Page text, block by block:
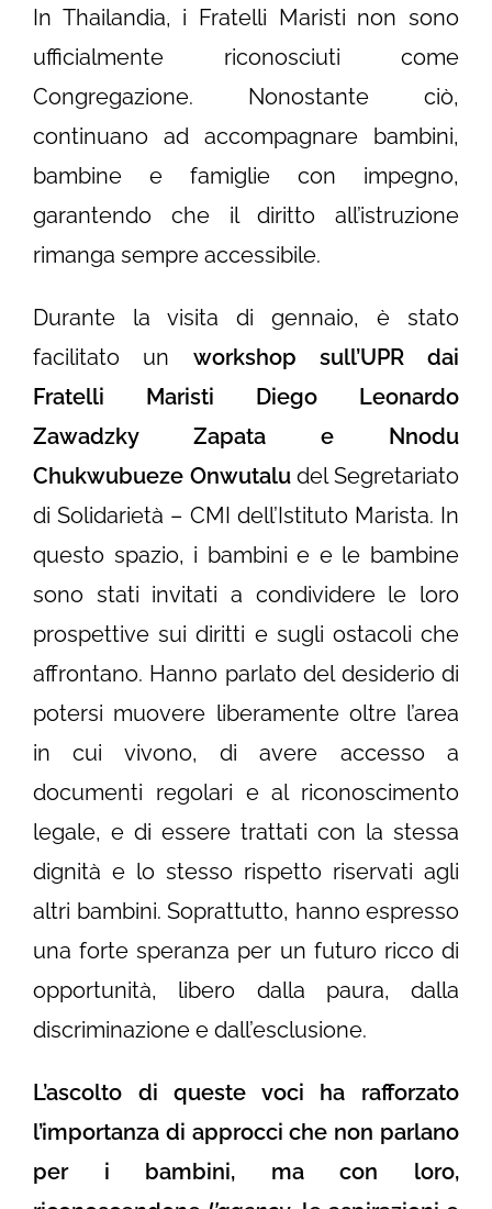
In Thailandia, i Fratelli Maristi non sono
ufficialmente riconosciuti come
Congregazione. Nonostante ciò,
continuano ad accompagnare bambini,
bambine e famiglie con impegno,
garantendo che il diritto all’istruzione
rimanga sempre accessibile.
Durante la visita di gennaio, è stato
facilitato un workshop sull’UPR dai
Fratelli Maristi Diego Leonardo
Zawadzky Zapata e Nnodu
Chukwubueze Onwutaludel Segretariato
di Solidarietà – CMI dell’Istituto Marista. In
questo spazio, i bambini e e le bambine
sono stati invitati a condividere le loro
prospettive sui diritti e sugli ostacoli che
affrontano. Hanno parlato del desiderio di
potersi muovere liberamente oltre l’area
in cui vivono, di avere accesso a
documenti regolari e al riconoscimento
legale, e di essere trattati con la stessa
dignità e lo stesso rispetto riservati agli
altri bambini. Soprattutto, hanno espresso
una forte speranza per un futuro ricco di
opportunità, libero dalla paura, dalla
discriminazione e dall’esclusione.
L’ascolto di queste voci ha rafforzato
l’importanza di approcci che non parlano
per i bambini, ma con loro,